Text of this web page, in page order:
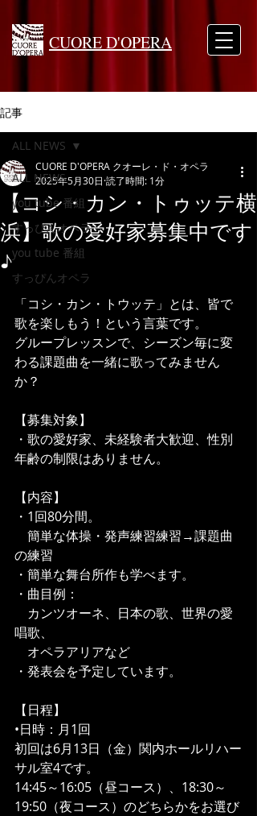
CUORE D'OPERA
記事
ALL NEWS
you tube 番組
すっぴんオペラ
you tube 番組
すっぴんオペラ
ALL NEWS
【コシ・カン・トゥッテ横
浜】歌の愛好家募集中です
♪
CUORE D'OPERA クオーレ・ド・オペラ
2025年5月30日 読了時間: 1分
「コシ・カン・トウッテ」とは、皆で
歌を楽しもう！という言葉です。
グループレッスンで、シーズン毎に変
わる課題曲を一緒に歌ってみません
か？
【募集対象】
・歌の愛好家、未経験者大歓迎、性別
年齢の制限はありません。
【内容】
・1回80分間。
簡単な体操・発声練習練習→課題曲
の練習
・簡単な舞台所作も学べます。
・曲目例：
カンツオーネ、日本の歌、世界の愛
唱歌、
オペラアリアなど
・発表会を予定しています。
【日程】
•日時：月1回
初回は6月13日（金）関内ホールリハー
サル室4です。
14:45～16:05（昼コース）、18:30～
19:50（夜コース）のどちらかをお選び